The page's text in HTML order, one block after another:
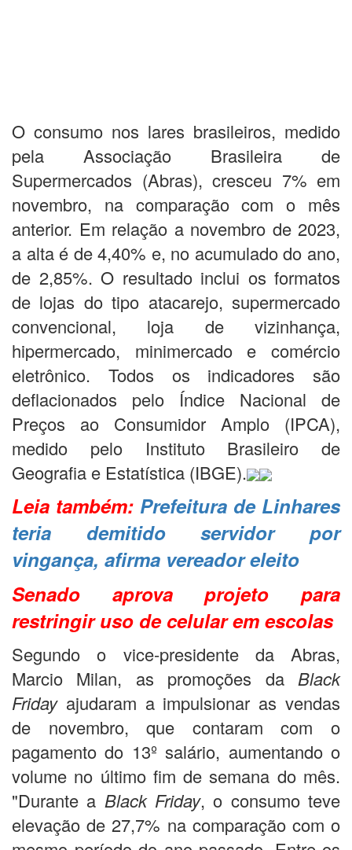
O consumo nos lares brasileiros, medido
pela Associação Brasileira de
Supermercados (Abras), cresceu 7% em
novembro, na comparação com o mês
anterior. Em relação a novembro de 2023,
a alta é de 4,40% e, no acumulado do ano,
de 2,85%. O resultado inclui os formatos
de lojas do tipo atacarejo, supermercado
convencional, loja de vizinhança,
hipermercado, minimercado e comércio
eletrônico. Todos os indicadores são
deflacionados pelo Índice Nacional de
Preços ao Consumidor Amplo (IPCA),
medido pelo Instituto Brasileiro de
Geografia e Estatística (IBGE).
Leia também: Prefeitura de Linhares
teria demitido servidor por
vingança, afirma vereador eleito
Senado aprova projeto para
restringir uso de celular em escolas
Segundo o vice-presidente da Abras,
Marcio Milan, as promoções da Black
Fridayajudaram a impulsionar as vendas
de novembro, que contaram com o
pagamento do 13º salário, aumentando o
volume no último fim de semana do mês.
"Durante a Black Friday, o consumo teve
elevação de 27,7% na comparação com o